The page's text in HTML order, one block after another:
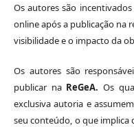
Os autores são
online após a publicação na
visibilidade e o impacto da
Os autores são
publicar na ReGeA.Os
exclusiva autoria e
seu conteúdo, o que